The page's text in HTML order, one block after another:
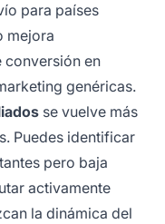
para países
mejora
conversión en
genéricas.
se vuelve más
Puedes identificar
pero baja
activamente
la dinámica del